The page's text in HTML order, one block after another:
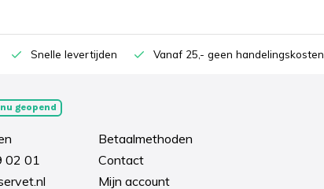
Snelle levertijden Vanaf 25,- geen handelingskosten
nu geopend
02 01
Betaalmethoden
Contact
Mijn account